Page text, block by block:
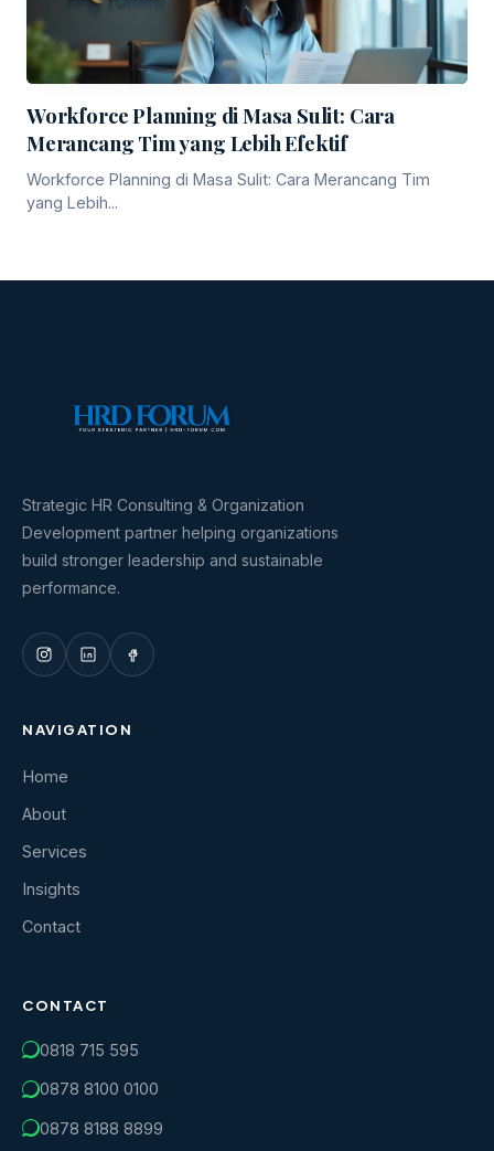
Workforce Planning di Masa Sulit: Cara
Merancang Tim yang Lebih Efektif
Workforce Planning di Masa Sulit: Cara Merancang Tim
yang Lebih...
Strategic HR Consulting & Organization
Development partner helping organizations
build stronger leadership and sustainable
performance.
NAVIGATION
Home
About
Services
Insights
Contact
CONTACT
0818 715 595
0878 8100 0100
0878 8188 8899